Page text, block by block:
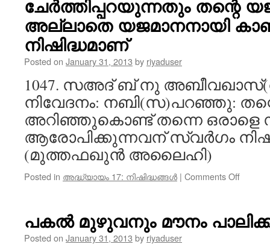
ചേർത്തിപ്പറയുന്നതും തന്റെ
അല്ലാതെ യജമാനനായി
നിഷിദ്ധമാണ്‌
Posted on January 31, 2013 by riyaduser
1047. സഅദ് ബ് നു
നിവേദനം: നബി(സ)പറഞ്ഞു:
അറിഞ്ഞുകൊണ്ട് തന്നെ ഒരാളെ
ആരോപിക്കുന്നവന് സ്വർഗം
(മുത്തഫഖുൻ അലൈഹി)
Posted in അദ്ധ്യായം 17: നിഷിദ്ധങ്ങൾ | Comments Offon
തന്റെ
പകൽ മുഴുവനും മൗനം
Posted on January 31, 2013 by riyaduser